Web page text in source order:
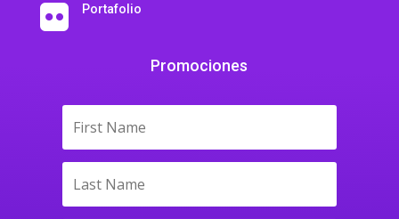
 Portafolio
Promociones